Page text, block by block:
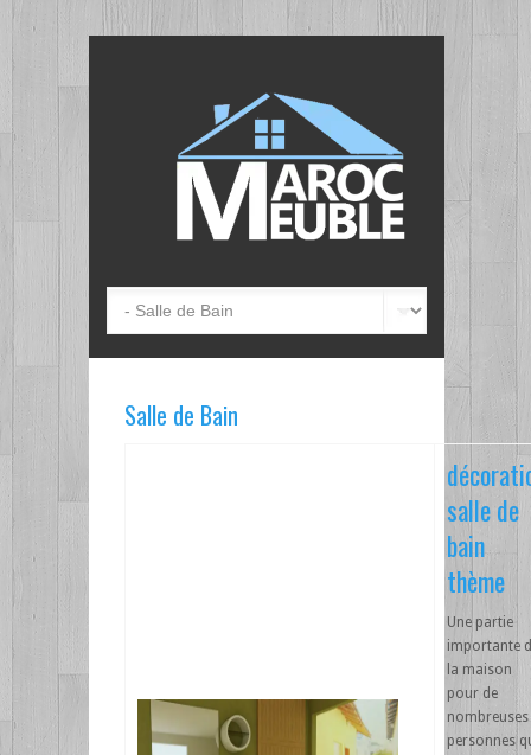
Salle de Bain
salle de
bain
thème
Une partie
importante
la maison
pour de
nombreuses
personnes